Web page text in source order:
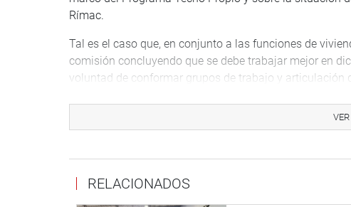
Rímac.
Tal es el caso que, en conjunto a las funciones de
comisión concluyendo que se debe trabajar mejor en
voluntad de conformar grupos de trabajo y articulación
Por su parte, el congresista Juan Burgos sustentó el PL
homologación automática de la remuneración de los
don Donato Enríquez Gutiérrez, por su destacada labor
RELACIONADOS